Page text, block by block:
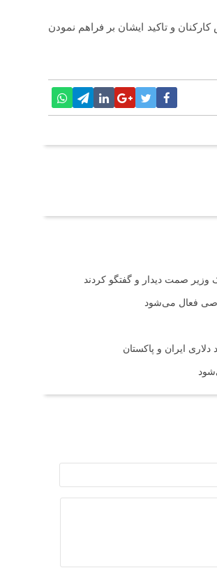
و تاکید ایشان بر فراهم نمودن
وزیر صمت دیدار و گفتگو کردند
فعال می‌شود